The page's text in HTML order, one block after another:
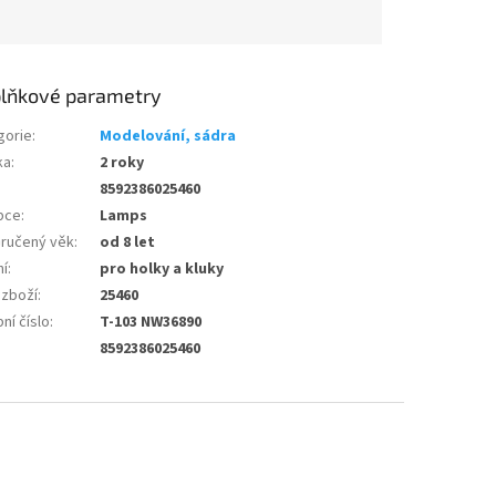
parametry
:
Modelování, sádra
:
2 roky
8592386025460
:
Lamps
věk:
od 8 let
:
pro holky a kluky
:
25460
číslo:
T-103 NW36890
8592386025460